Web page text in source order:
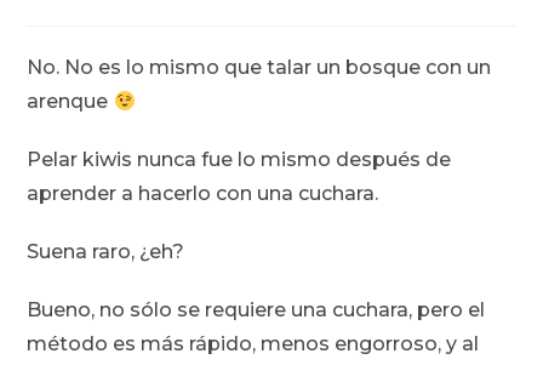
entrada:
No. No es lo mismo que talar un bosque con un
arenque
Pelar kiwis nunca fue lo mismo después de
aprender a hacerlo con una cuchara.
Suena raro, ¿eh?
Bueno, no sólo se requiere una cuchara, pero el
método es más rápido, menos engorroso, y al